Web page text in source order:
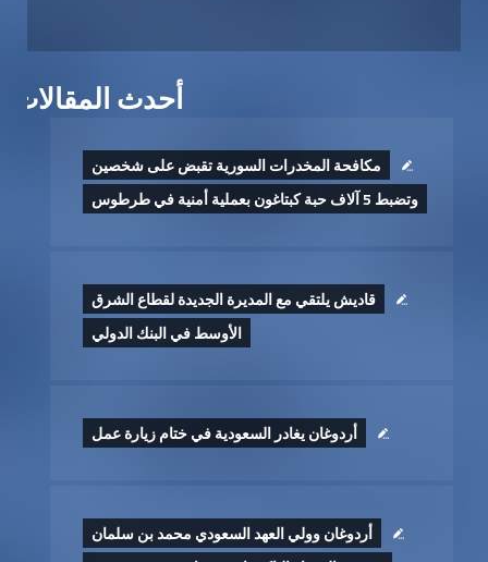
أحدث المقالات
مكافحة المخدرات السورية تقبض على شخصين
وتضبط 5 آلاف حبة كبتاغون بعملية أمنية في طرطوس
قاديش يلتقي مع المديرة الجديدة لقطاع الشرق
الأوسط في البنك الدولي
أردوغان يغادر السعودية في ختام زيارة عمل
أردوغان وولي العهد السعودي محمد بن سلمان